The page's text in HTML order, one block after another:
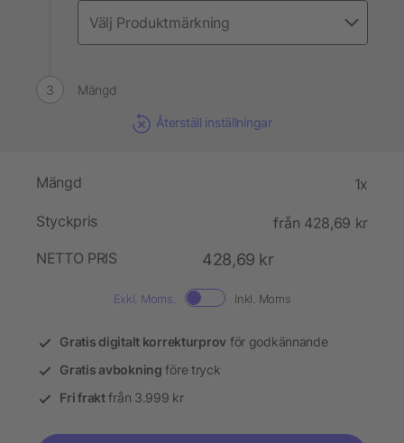
Mängd
Återställ inställningar
Mängd 1x
Styckpris
från 428,69 kr
NETTO PRIS
428,69 kr
Exkl. Moms. Inkl. Moms
Gratis digitalt korrekturprov för godkännande
Gratis avbokning före tryck
Fri fraktfrån 3.999 kr